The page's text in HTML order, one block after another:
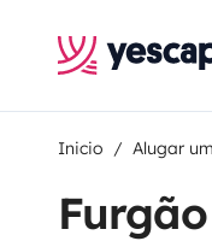
Inicio Alugar